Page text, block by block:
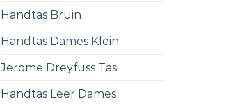
Handtas Bruin
Handtas Dames Klein
Jerome Dreyfuss Tas
Handtas Leer Dames